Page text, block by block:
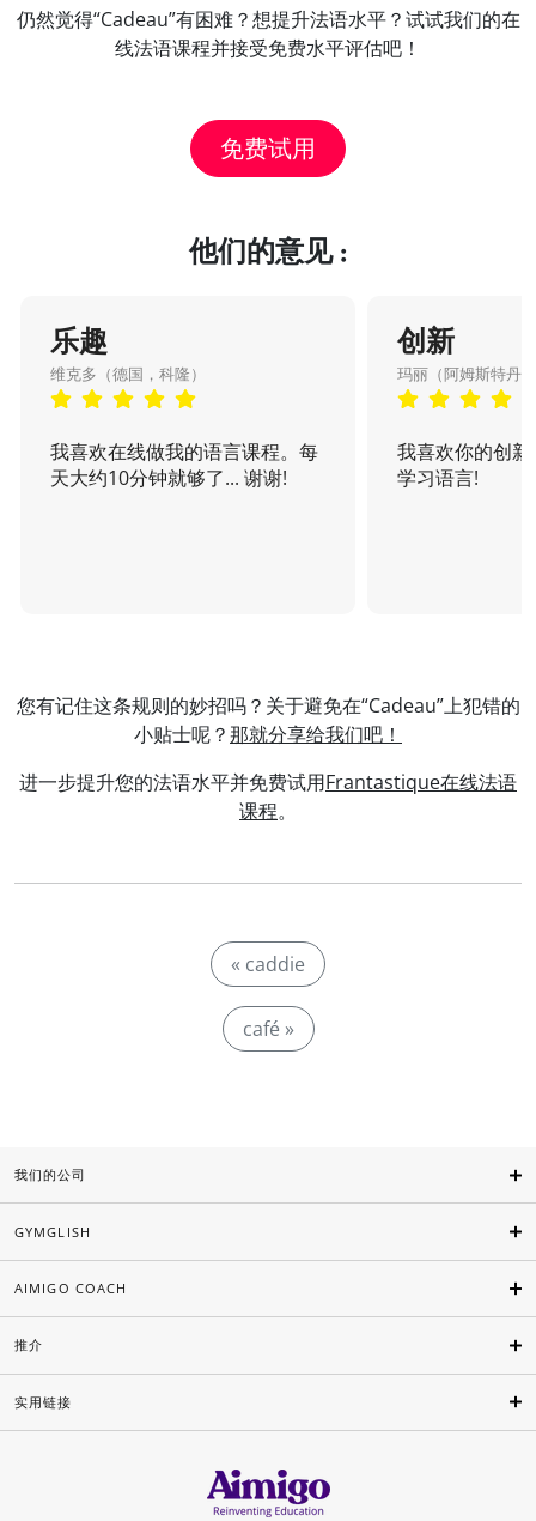
仍然觉得“Cadeau”有困难？想提升法语水平？试试我们的在
线法语课程并接受免费水平评估吧！
免费试用
他们的意见 :
乐趣
维克多（德国，科隆）
我喜欢在线做我的语言课程。每
天大约10分钟就够了... 谢谢!
创新
玛丽（阿姆斯特丹
我喜欢你的创
学习语言!
您有记住这条规则的妙招吗？关于避免在“Cadeau”上犯错的
小贴士呢？那就分享给我们吧！
进一步提升您的法语水平并免费试用Frantastique在线法语
课程。
« caddie
café »
我们的公司
GYMGLISH
AIMIGO COACH
推介
实用链接